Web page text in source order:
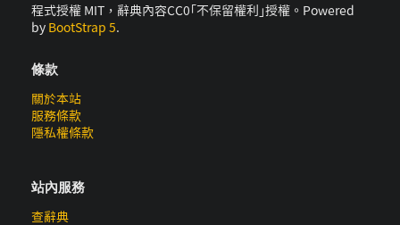
程式授權 MIT，辭典內容CC0｢不保留權利｣授權。Powered
by BootStrap 5.
條款
關於本站
服務條款
隱私權條款
站內服務
查辭典